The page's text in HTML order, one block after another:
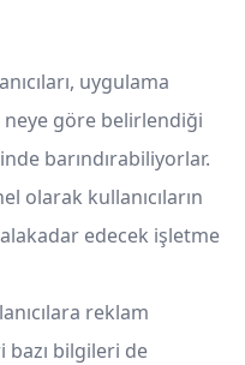
uygulama
göre belirlendiği
barındırabiliyorlar.
olarak kullanıcıların
alakadar edecek işletme
reklam
bazı bilgileri de